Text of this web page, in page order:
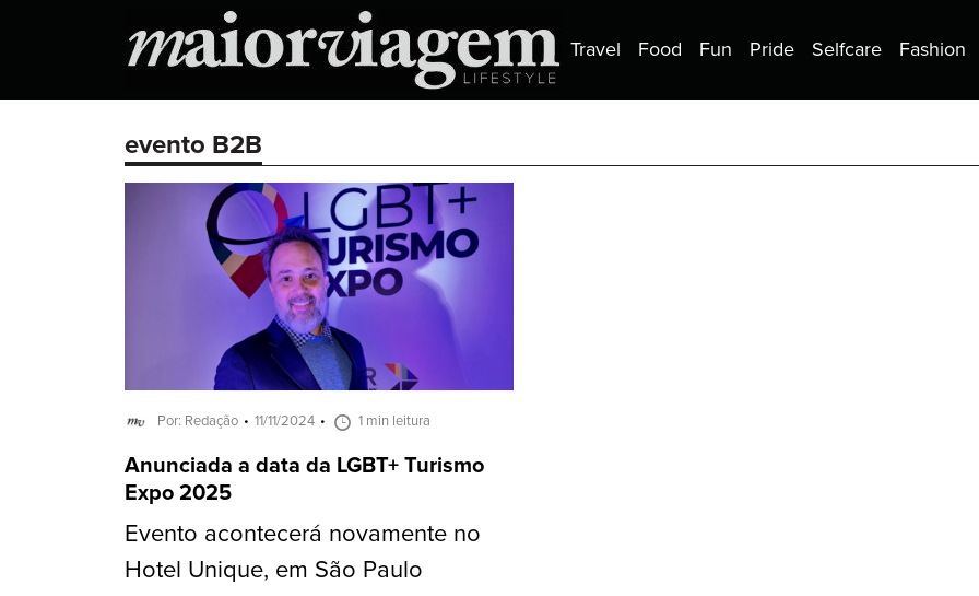
Travel Food Fun Pride Selfcare Fashion
evento B2B
Por: Redação 11/11/2024 1 min leitura
Anunciada a data da LGBT+ Turismo
Expo 2025
Evento acontecerá novamente no
Hotel Unique, em São Paulo